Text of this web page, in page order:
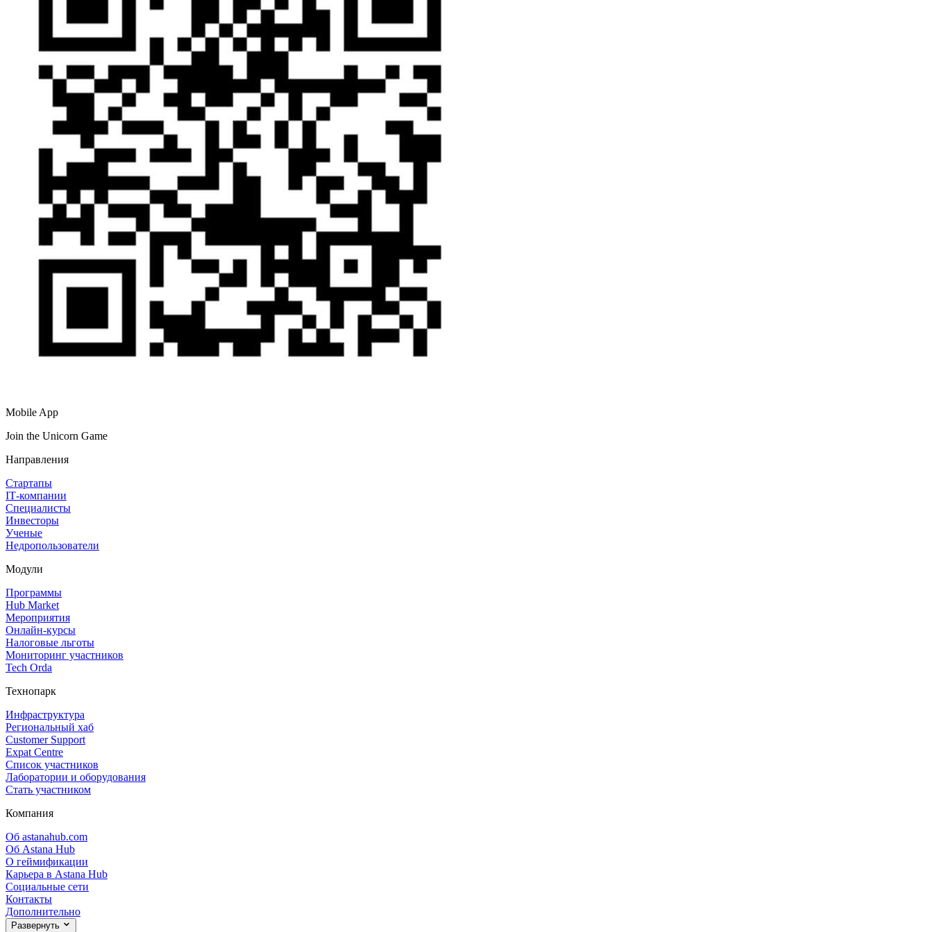
Mobile App
Join the Unicorn Game
Направления
Стартапы
IT‑компании
Специалисты
Инвесторы
Ученые
Недропользователи
Модули
Программы
Hub Market
Мероприятия
Онлайн‑курсы
Налоговые льготы
Мониторинг участников
Tech Orda
Технопарк
Инфраструктура
Региональный хаб
Customer Support
Expat Centre
Список участников
Лаборатории и оборудования
Стать участником
Компания
Об astanahub.com
Об Astana Hub
О геймификации
Карьера в Astana Hub
Социальные сети
Контакты
Дополнительно
Развернуть